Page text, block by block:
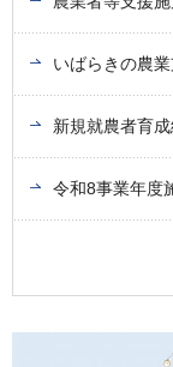
いばらきの農
新規就農者育
令和8事業年度